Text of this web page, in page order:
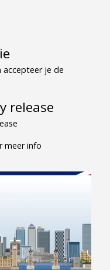
je de
release
meer info